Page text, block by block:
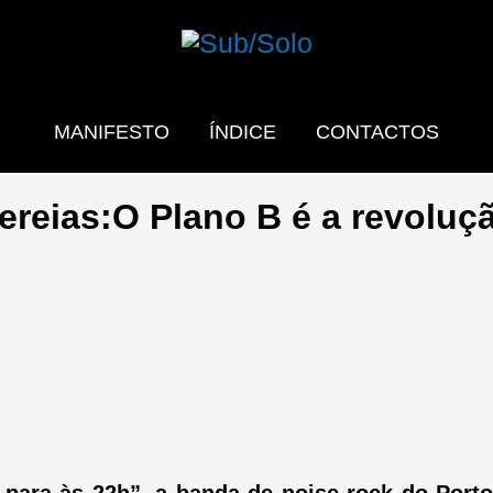
MANIFESTO ÍNDICE CONTACTOS
Plano B é a